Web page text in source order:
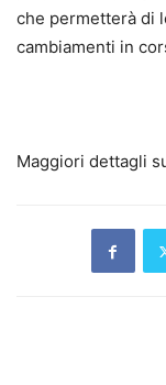
che permetterà di
cambiamenti in
Maggiori dettagli